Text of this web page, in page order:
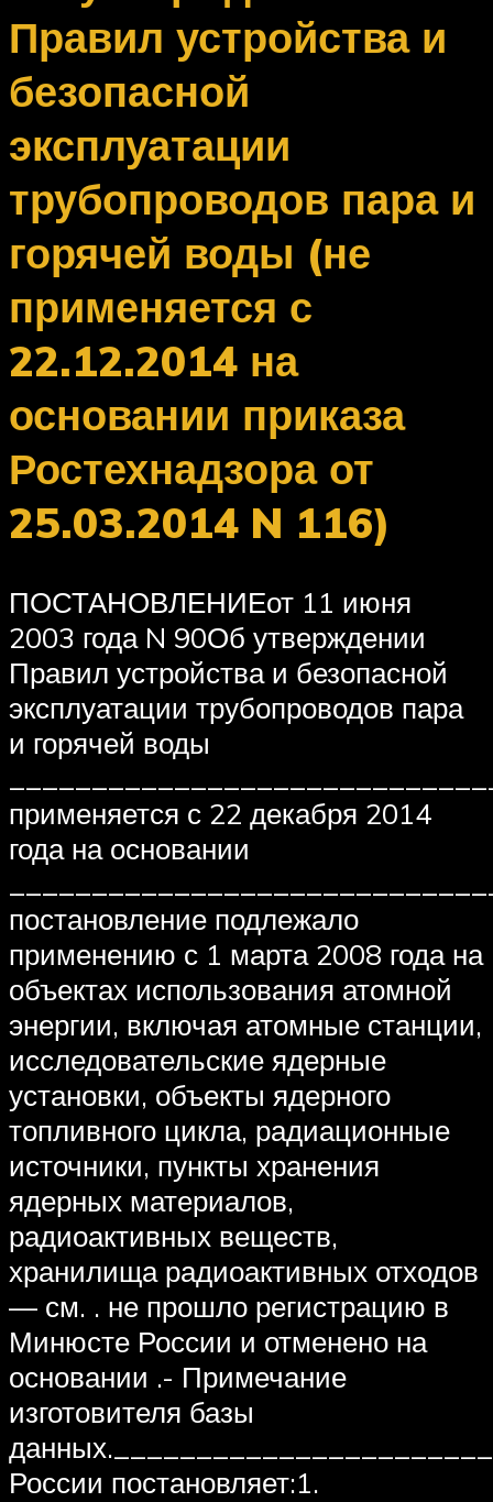
Правил устройства и
безопасной
эксплуатации
трубопроводов пара и
горячей воды (не
применяется с
22.12.2014 на
основании приказа
Ростехнадзора от
25.03.2014 N 116)
ПОСТАНОВЛЕНИЕот 11 июня
2003 года N 90Об утверждении
Правил устройства и безопасной
эксплуатации трубопроводов пара
и горячей воды
применяется с 22 декабря 2014
года на основании
постановление подлежало
применению с 1 марта 2008 года на
объектах использования атомной
энергии, включая атомные станции,
исследовательские ядерные
установки, объекты ядерного
топливного цикла, радиационные
источники, пункты хранения
ядерных материалов,
радиоактивных веществ,
хранилища радиоактивных отходов
— см. . не прошло регистрацию в
Минюсте России и отменено на
основании .- Примечание
изготовителя базы
России постановляет:1.